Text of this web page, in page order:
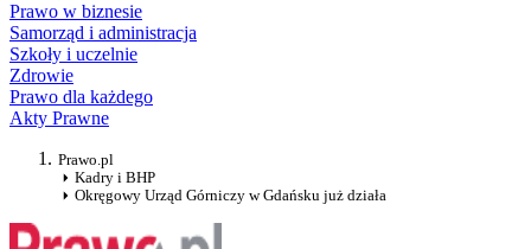
Prawo w biznesie
Samorząd i administracja
Szkoły i uczelnie
Zdrowie
Prawo dla każdego
Akty Prawne
Prawo.pl
Kadry i BHP
Okręgowy Urząd Górniczy w Gdańsku już działa